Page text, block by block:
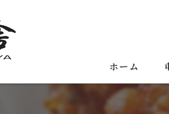
ホーム